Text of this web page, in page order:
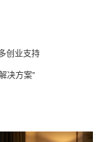
创业支持
决方案”